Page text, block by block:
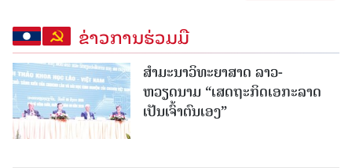
ຂ່າວການຮ່ວມມື
ສຳມະນາວິທະຍາສາດ ລາວ-
ຫວຽດນາມ “ເສດຖະກິດເອກະລາດ
ເປັນເຈົ້າຕົນເອງ”